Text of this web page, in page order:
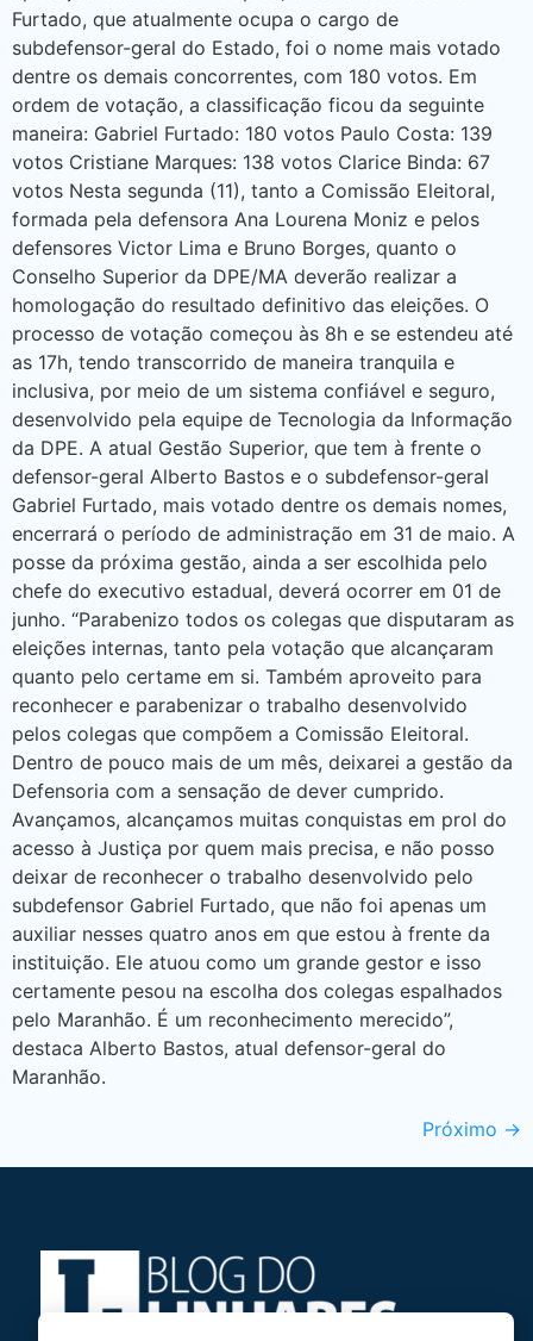
Furtado, que atualmente ocupa o cargo de
subdefensor-geral do Estado, foi o nome mais votado
dentre os demais concorrentes, com 180 votos. Em
ordem de votação, a classificação ficou da seguinte
maneira: Gabriel Furtado: 180 votos Paulo Costa: 139
votos Cristiane Marques: 138 votos Clarice Binda: 67
votos Nesta segunda (11), tanto a Comissão Eleitoral,
formada pela defensora Ana Lourena Moniz e pelos
defensores Victor Lima e Bruno Borges, quanto o
Conselho Superior da DPE/MA deverão realizar a
homologação do resultado definitivo das eleições. O
processo de votação começou às 8h e se estendeu até
as 17h, tendo transcorrido de maneira tranquila e
inclusiva, por meio de um sistema confiável e seguro,
desenvolvido pela equipe de Tecnologia da Informação
da DPE. A atual Gestão Superior, que tem à frente o
defensor-geral Alberto Bastos e o subdefensor-geral
Gabriel Furtado, mais votado dentre os demais nomes,
encerrará o período de administração em 31 de maio. A
posse da próxima gestão, ainda a ser escolhida pelo
chefe do executivo estadual, deverá ocorrer em 01 de
junho. “Parabenizo todos os colegas que disputaram as
eleições internas, tanto pela votação que alcançaram
quanto pelo certame em si. Também aproveito para
reconhecer e parabenizar o trabalho desenvolvido
pelos colegas que compõem a Comissão Eleitoral.
Dentro de pouco mais de um mês, deixarei a gestão da
Defensoria com a sensação de dever cumprido.
Avançamos, alcançamos muitas conquistas em prol do
acesso à Justiça por quem mais precisa, e não posso
deixar de reconhecer o trabalho desenvolvido pelo
subdefensor Gabriel Furtado, que não foi apenas um
auxiliar nesses quatro anos em que estou à frente da
instituição. Ele atuou como um grande gestor e isso
certamente pesou na escolha dos colegas espalhados
pelo Maranhão. É um reconhecimento merecido”,
destaca Alberto Bastos, atual defensor-geral do
Maranhão.
Próximo →